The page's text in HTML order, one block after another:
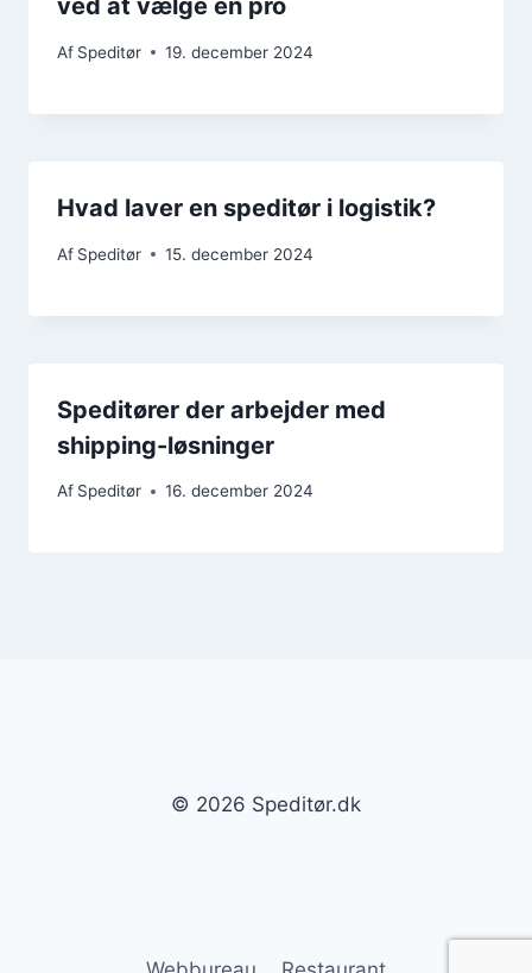
ved at vælge en pro
Af Speditør 19. december 2024
Hvad laver en speditør i logistik?
Af Speditør 15. december 2024
Speditører der arbejder med
shipping-løsninger
Af Speditør 16. december 2024
© 2026 Speditør.dk